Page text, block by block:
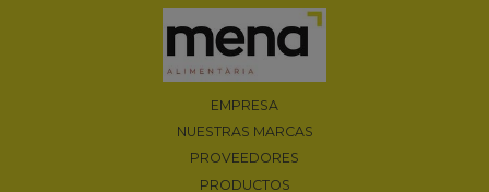
EMPRESA
NUESTRAS MARCAS
PROVEEDORES
PRODUCTOS